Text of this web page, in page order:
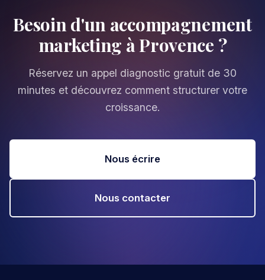
Besoin d'un accompagnement
marketing à Provence ?
Réservez un appel diagnostic gratuit de 30
minutes et découvrez comment structurer votre
croissance.
Nous écrire
Nous contacter